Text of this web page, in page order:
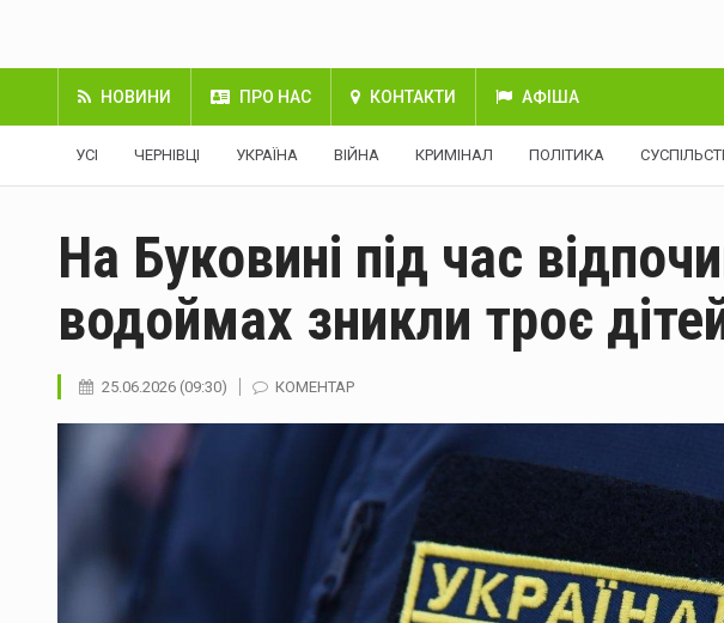
НОВИНИ ПРО НАС КОНТАКТИ АФІША
УСІ ЧЕРНІВЦІ УКРАЇНА ВІЙНА КРИМІНАЛ ПОЛІТИКА
На Буковині під час
водоймах зникли троє
25.06.2026 (09:30) КОМЕНТАР